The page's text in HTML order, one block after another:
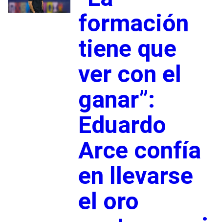
formación
tiene que
ver con el
ganar”:
Eduardo
Arce confía
en llevarse
el oro